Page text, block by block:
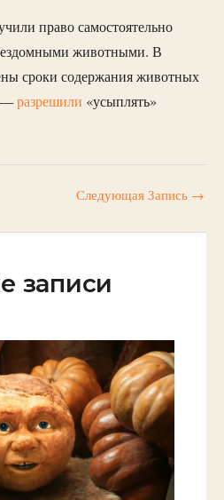
право самостоятельно
животными. В
сроки содержания животных
—разрешили «усыплять»
Следующая Запись →
записи